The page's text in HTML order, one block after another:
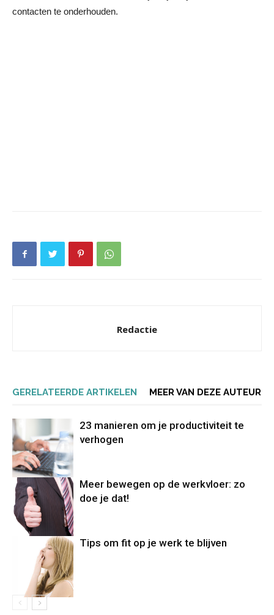
contacten te onderhouden.
Redactie
GERELATEERDE ARTIKELEN MEER VAN DEZE AUTEUR
23 manieren om je productiviteit te
verhogen
Meer bewegen op de werkvloer: zo
doe je dat!
Tips om fit op je werk te blijven